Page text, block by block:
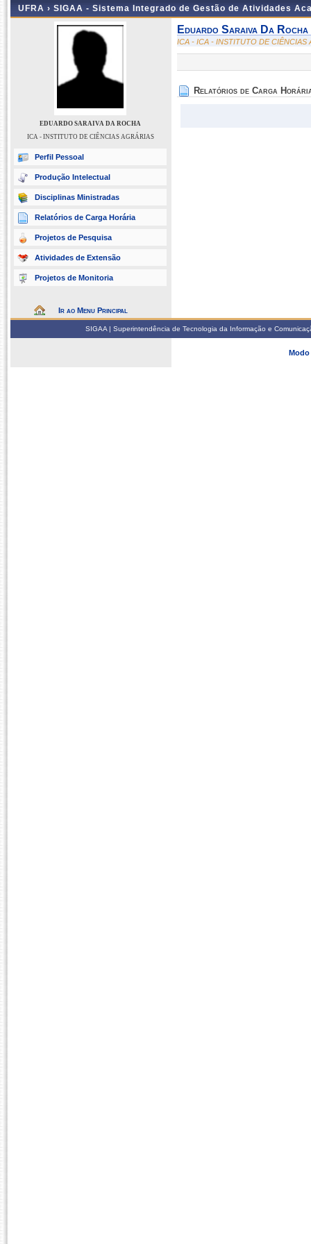
UFRA › SIGAA - Sistema Integrado de Gestão de Atividades
EDUARDO SARAIVA DA ROCHA
ICA - INSTITUTO DE CIÊNCIAS AGRÁRIAS
Perfil Pessoal
Produção Intelectual
Disciplinas Ministradas
Relatórios de Carga Horária
Projetos de Pesquisa
Atividades de Extensão
Projetos de Monitoria
Ir ao Menu Principal
Eduardo Saraiva Da Rocha
ICA - ICA - INSTITUTO DE CIÊNCIAS
Relatórios de Carga
SIGAA | Superintendência de Tecnologia da Informação e
Modo